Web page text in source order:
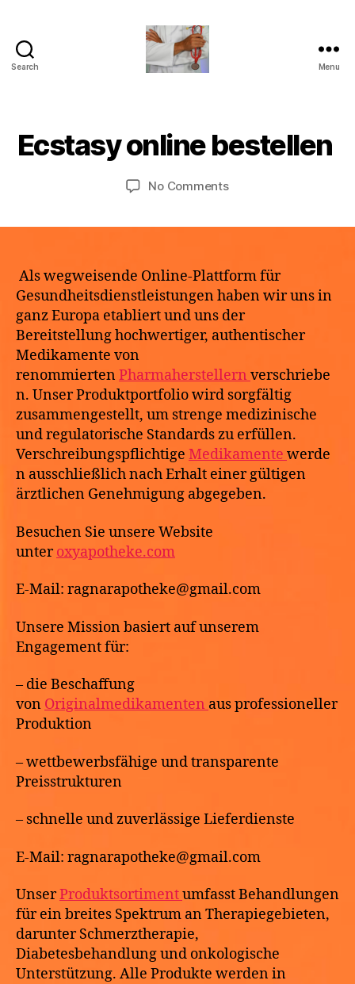
Search Menu
Categories
U
O
E
D
Ecstasy online bestellen
a
t
u
y
2
6
No Commentson
Als wegweisende Online-Plattform für
Gesundheitsdienstleistungen haben wir uns in
ganz Europa etabliert und uns der
Bereitstellung hochwertiger, authentischer
Medikamente von
renommiertenPharmaherstellern verschriebe
n. Unser Produktportfolio wird sorgfältig
zusammengestellt, um strenge medizinische
und regulatorische Standards zu erfüllen.
Verschreibungspflichtige Medikamente werde
n ausschließlich nach Erhalt einer gültigen
ärztlichen Genehmigung abgegeben.
Besuchen Sie unsere Website
unteroxyapotheke.com
E-Mail: ragnarapotheke@gmail.com
Unsere Mission basiert auf unserem
Engagement für:
– die Beschaffung
von Originalmedikamenten aus professioneller
Produktion
– wettbewerbsfähige und transparente
Preisstrukturen
– schnelle und zuverlässige Lieferdienste
E-Mail: ragnarapotheke@gmail.com
UnserProduktsortimentumfasst Behandlungen
für ein breites Spektrum an Therapiegebieten,
darunter Schmerztherapie,
Diabetesbehandlung und onkologische
Unterstützung. Alle Produkte werden in